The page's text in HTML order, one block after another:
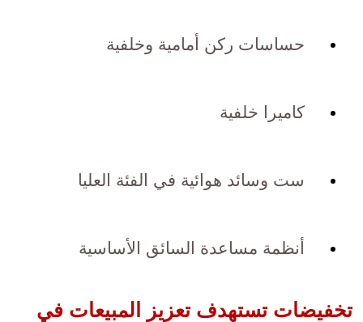
حساسات ركن أمامية وخلفية
كاميرا خلفية
ست وسائد هوائية في الفئة العليا
أنظمة مساعدة السائق الأساسية
تخفيضات تستهدف تعزيز المبيعات في